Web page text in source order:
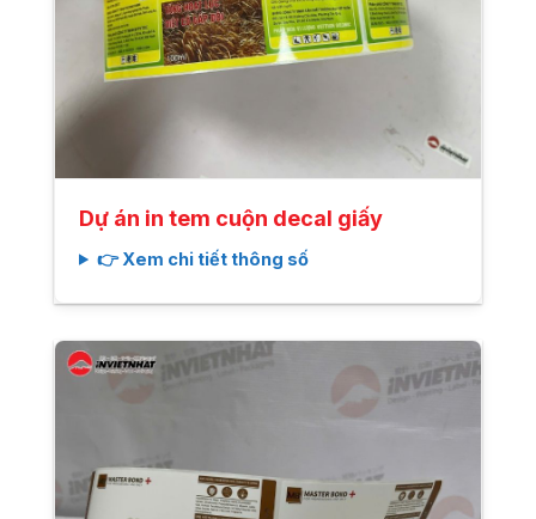
Dự án in tem cuộn decal giấy
👉 Xem chi tiết thông số